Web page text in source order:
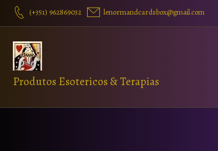
(+351) 962869032 lenormandcardsbox@gmail.com
Produtos Esotericos & Terapias